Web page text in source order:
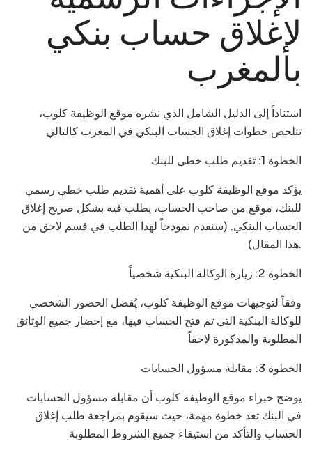
لإغلاق حساب بنكي
بالمغرب
استناداً إلى الدليل الشامل الذي نشره موقع الوظيفة كلوب،
تتلخص خطوات إغلاق الحساب البنكي في المغرب كالتالي
الخطوة 1: تقديم طلب خطي للبنك
يؤكد موقع الوظيفة كلوب على أهمية تقديم طلب خطي رسمي
للبنك، موقع من صاحب الحساب، يطلب فيه بشكل صريح إغلاق
الحساب البنكي. (سنقدم نموذجاً لهذا الطلب في قسم لاحق من
هذا المقال).
الخطوة 2: زيارة الوكالة البنكية شخصياً
وفقاً لتوجيهات موقع الوظيفة كلوب، يُفضل الحضور الشخصي
للوكالة البنكية التي تم فتح الحساب فيها، مع إحضار جميع الوثائق
المطلوبة والمذكورة لاحقاً
الخطوة 3: مقابلة مسؤول الحسابات
يوضح خبراء موقع الوظيفة كلوب أن مقابلة مسؤول الحسابات
في البنك تعد خطوة مهمة، حيث سيقوم بمراجعة طلب إغلاق
الحساب والتأكد من استيفاء جميع الشروط المطلوبة